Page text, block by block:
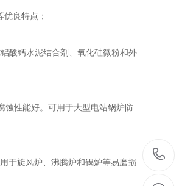
良特点；
酸钙水泥结合剂、氧化硅微粉和外
蚀性能好。可用于大型电站锅炉防
于旋风炉、沸腾炉和锅炉等易磨损